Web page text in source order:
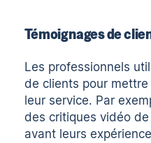
Témoignages de
Les professionnels
de clients pour
leur service. Par
des critiques vidéo
avant leurs